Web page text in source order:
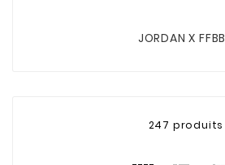
JORDAN X FFBB
247 produits